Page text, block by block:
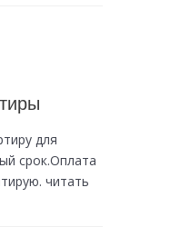
для
срок.Оплата
читать